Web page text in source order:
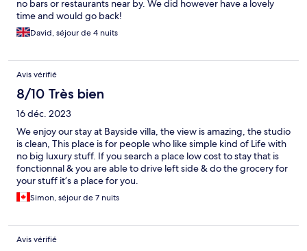
no bars or restaurants near by. We did however have a lovely
time and would go back!
David, séjour de 4 nuits
Avis vérifié
8/10 Très bien
16 déc. 2023
We enjoy our stay at Bayside villa, the view is amazing, the studio
is clean, This place is for people who like simple kind of Life with
no big luxury stuff. If you search a place low cost to stay that is
fonctionnal & you are able to drive left side & do the grocery for
your stuff it’s a place for you.
Simon, séjour de 7 nuits
Avis vérifié